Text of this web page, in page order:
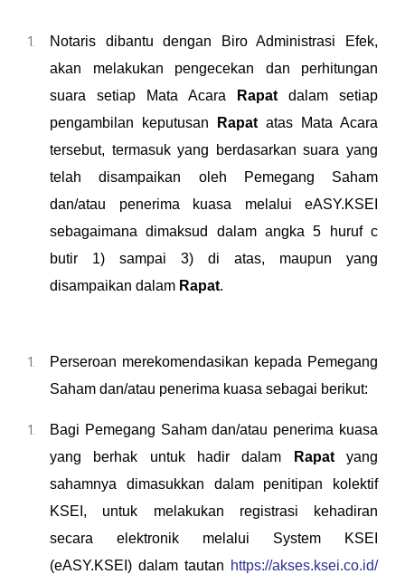
Notaris dibantu dengan Biro Administrasi Efek,
akan melakukan pengecekan dan perhitungan
suara setiap Mata Acara
Rapat dalam setiap
pengambilan keputusan
Rapat atas Mata Acara
tersebut, termasuk yang berdasarkan suara yang
telah disampaikan oleh Pemegang Saham
dan/atau penerima kuasa melalui eASY.KSEI
sebagaimana dimaksud dalam angka 5 huruf c
butir 1) sampai 3) di atas, maupun yang
disampaikan dalam Rapat.
Perseroan merekomendasikan kepada Pemegang
Saham dan/atau penerima kuasa sebagai berikut:
Bagi Pemegang Saham dan/atau penerima kuasa
yang berhak untuk hadir dalam
Rapatyang
sahamnya dimasukkan dalam penitipan kolektif
KSEI, untuk melakukan registrasi kehadiran
secara elektronik melalui System KSEI
(eASY.KSEI) dalam tautan https://akses.ksei.co.id/